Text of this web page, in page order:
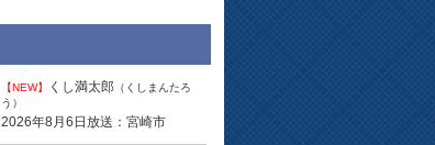
【NEW】 くし満太郎 （くしまんたろ
う）
2026年8月6日放送：宮崎市